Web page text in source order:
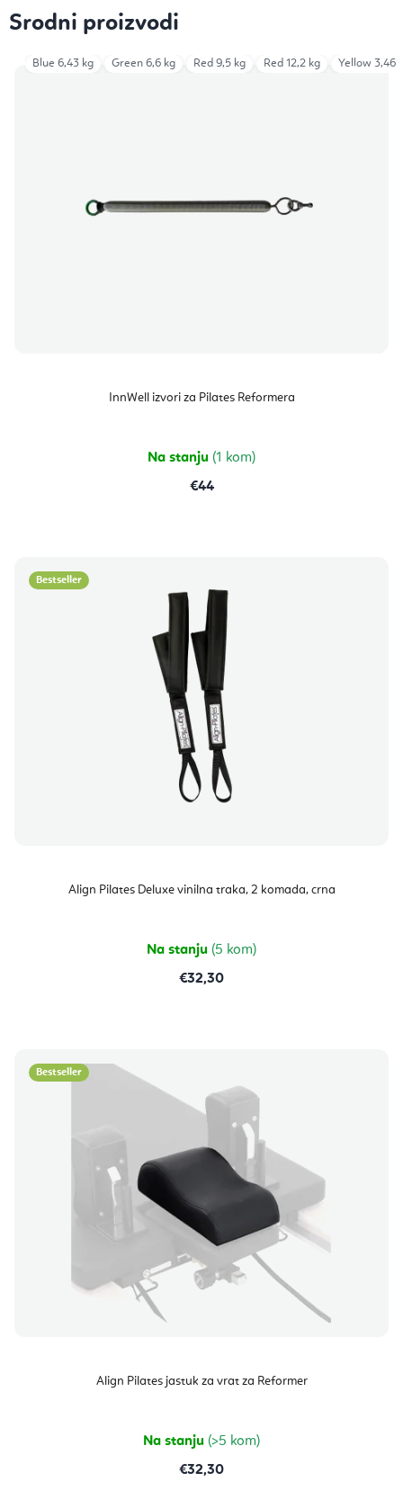
Srodni proizvodi
InnWell izvori za Pilates Reformera
Na stanju (1 kom)
€44
Blue 6,43 kg Green 6,6 kg Red 9,5 kg Red 12,2 kg Yellow 3,46
Bestseller
Align Pilates Deluxe vinilna traka, 2 komada, crna
Na stanju (5 kom)
€32,30
Bestseller
Align Pilates jastuk za vrat za Reformer
Na stanju (>5 kom)
€32,30